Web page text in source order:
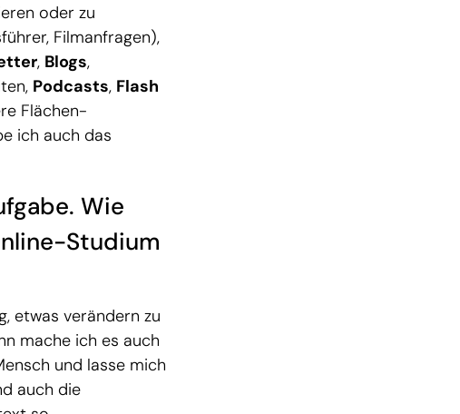
oder zu
Filmanfragen),
, Blogs,
Podcasts, Flash
Flächen-
ich auch das
Wie
Studium
etwas verändern zu
mache ich es auch
und lasse mich
auch die